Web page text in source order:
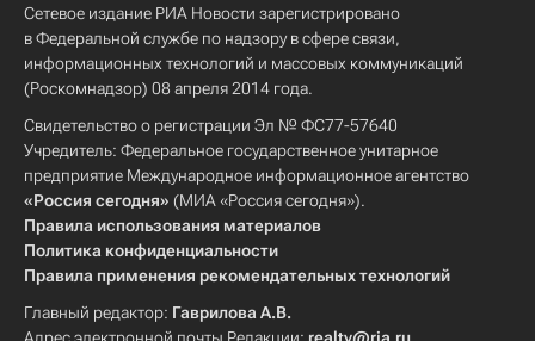
Сетевое издание РИА Новости зарегистрировано
в Федеральной службе по надзору в сфере связи,
информационных технологий и массовых коммуникаций
(Роскомнадзор) 08 апреля 2014 года.
Свидетельство о регистрации Эл № ФС77-57640
Учредитель: Федеральное государственное унитарное
предприятие Международное информационное агентство
«Россия сегодня» (МИА «Россия сегодня»).
Правила использования материалов
Политика конфиденциальности
Правила применения рекомендательных технологий
Главный редактор: Гаврилова А.В.